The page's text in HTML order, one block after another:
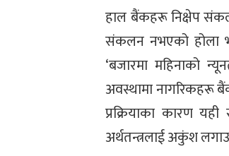
हाल बैंकहरू निक्षेप
संकलन नभएको होला
‘बजारमा महिनाको
अवस्थामा नागरिकहरू
प्रक्रियाका कारण
अर्थतन्त्रलाई अकुंश